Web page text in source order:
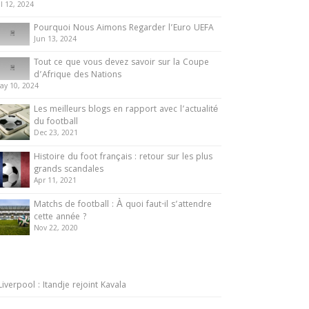
12, 2024
Pourquoi Nous Aimons Regarder l’Euro UEFA
Jun 13, 2024
Tout ce que vous devez savoir sur la Coupe
d’Afrique des Nations
10, 2024
Les meilleurs blogs en rapport avec l’actualité
du football
Dec 23, 2021
Histoire du foot français : retour sur les plus
grands scandales
Apr 11, 2021
Matchs de football : À quoi faut-il s’attendre
cette année ?
Nov 22, 2020
: Itandje rejoint Kavala